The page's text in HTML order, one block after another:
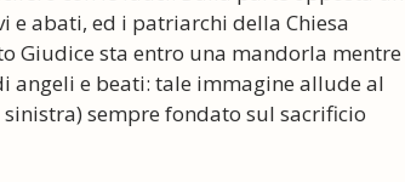
e abati, ed i patriarchi della Chiesa
Giudice sta entro una mandorla mentre
angeli e beati: tale immagine allude al
sempre fondato sul sacrificio